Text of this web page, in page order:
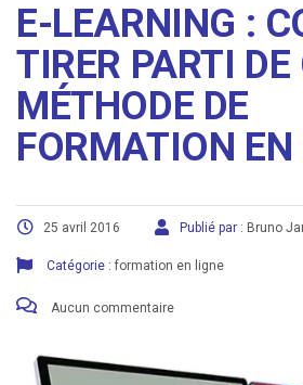
E-LEARNING :
TIRER PARTI DE
MÉTHODE DE
FORMATION EN
25 avril 2016 Publié par : Bruno
Catégorie : formation en ligne
Aucun commentaire